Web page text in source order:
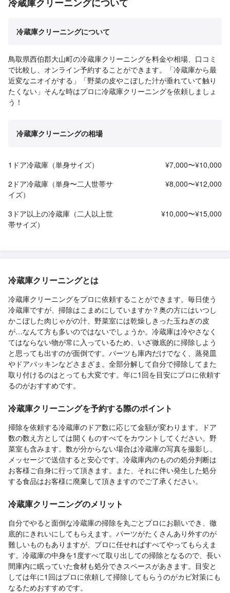
冷蔵庫クリーニングについて
鳥取県西伯郡大山町の冷蔵庫クリーニングを料金や相場、口コミ
で比較し、オンライン予約することができます。「冷蔵庫から最
近変なニオイがする」「野菜の皮やこぼした汁が垂れていて触り
たくない」そんな時はプロに冷蔵庫クリーニングを依頼しましょ
う！
冷蔵庫クリーニングの相場
1ドア冷蔵庫（単身サイズ）
¥7,000〜¥10,000
2ドア冷蔵庫（単身〜二人世帯サ
イズ）
¥8,000〜¥12,000
3ドア以上の冷蔵庫（二人以上世
帯サイズ）
¥10,000〜¥15,000
冷蔵庫クリーニングとは
冷蔵庫クリーニングをプロに依頼することができます。毎日使う
冷蔵庫ですが、掃除はこまめにしていますか？奥の方にはいつし
かこぼした肉じゃがの汁、野菜室には乾燥しきった玉ねぎの皮
が…なんて方も多いのではないでしょうか。冷蔵庫は冷やさなく
てはならない物が常に入っているため、いざ徹底的に掃除しよう
と思っても出すのが面倒です。パーツも庫内だけでなく、蒸発皿
やドアパッキンなどさまざま。全部分解して自分で掃除してまた
取り付けるのはとっても大変です。年に1回を目安にプロに依頼す
るのがおすすめです。
冷蔵庫クリーニングを予約する際のポイント
掃除を依頼する冷蔵庫のドア数に応じて金額が変わります。ドア
数の数え方としては開くものすべてをカウントしてください。野
菜室も含みます。数が分からない場合は冷蔵庫の写真を撮影し、
メッセージで送信すると安心です。冷蔵庫内のものの処分判断は
お客様ご自身に行って頂きます。また、それに伴い発生した処分
する食品はお客様に廃棄して頂きますのでご了承ください。
冷蔵庫クリーニングのメリット
自分でやると面倒な冷蔵庫の掃除を丸ごとプロにお願いでき、徹
底的にきれいにしてもらえます。パーツがたくさんあり外すのが
難しいものもありますが、プロに任せればすべてやってもらえま
す。冷蔵庫の中身を1度すべて取り出しての掃除となるので、長い
間庫内に眠っていた食材も処分できスペースがあきます。目安と
しては年に1回はプロに依頼して掃除してもらうのがカビ対策にも
なるためおすすめです。